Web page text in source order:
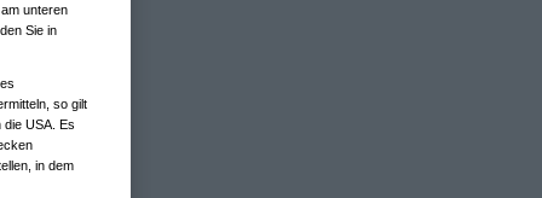
unteren
Sie in
so gilt
die USA. Es
in dem